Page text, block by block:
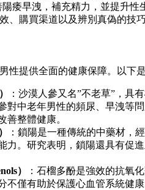
痿早洩，補充精力，並提升
、購買渠道以及辨別真偽的技
性提供全面的健康保障。以下
：沙漠人參又名”不老草”，具
對中老年男性的頻尿、早洩等
善整體健康。
：鎖陽是一種傳統的中藥材，
力。研究表明，鎖陽還具有促
）
：石榴多酚是強效的抗氧
不僅有助於保護心血管系統健